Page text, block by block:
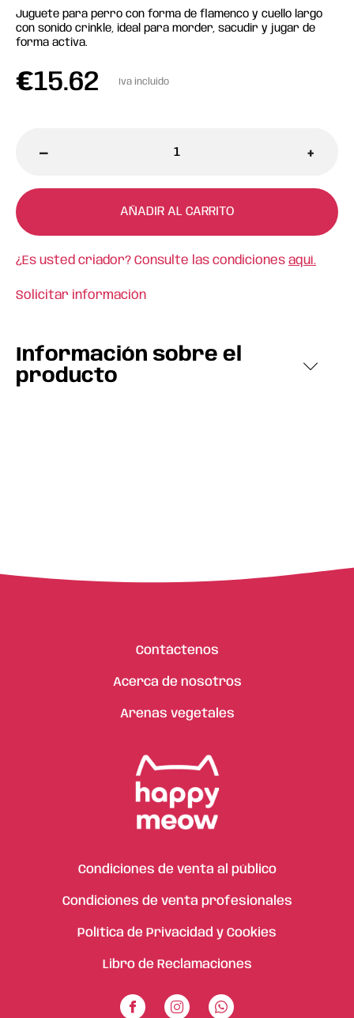
Juguete para perro con forma de flamenco y cuello largo
con sonido crinkle, ideal para morder, sacudir y jugar de
forma activa.
€15.62 Iva incluido
- +
AÑADIR AL CARRITO
¿Es usted criador? Consulte las condiciones aquí.
Solicitar información
Información sobre el
producto
Contáctenos
Acerca de nosotros
Arenas vegetales
Condiciones de venta al público
Condiciones de venta profesionales
Política de Privacidad y Cookies
Libro de Reclamaciones